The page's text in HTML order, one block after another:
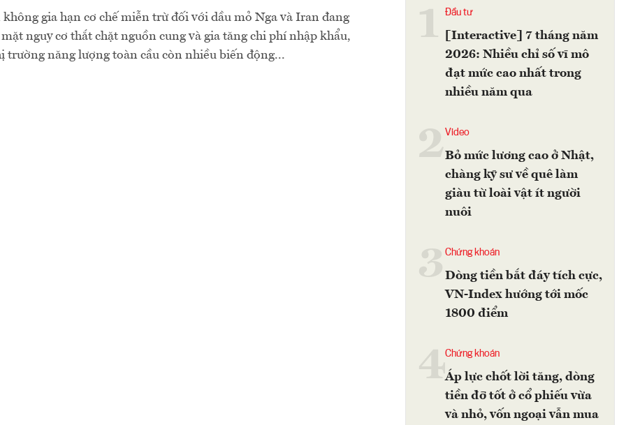
gia hạn cơ chế miễn trừ đối với dầu mỏ Nga và Iran đang
nguy cơ thắt chặt nguồn cung và gia tăng chi phí nhập khẩu,
trường năng lượng toàn cầu còn nhiều biến động...
Đầu tư
[Interactive] 7 tháng năm
2026: Nhiều chỉ số vĩ mô
đạt mức cao nhất trong
nhiều năm qua
2Video
Bỏ mức lương cao ở Nhật,
chàng kỹ sư về quê làm
giàu từ loài vật ít người
nuôi
Chứng khoán
Dòng tiền bắt đáy tích cực,
VN-Index hướng tới mốc
1800 điểm
4Chứng khoán
Áp lực chốt lời tăng, dòng
tiền đỡ tốt ở cổ phiếu vừa
và nhỏ, vốn ngoại vẫn mua